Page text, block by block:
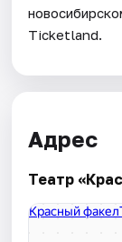
Ticketland.
Адрес
Театр